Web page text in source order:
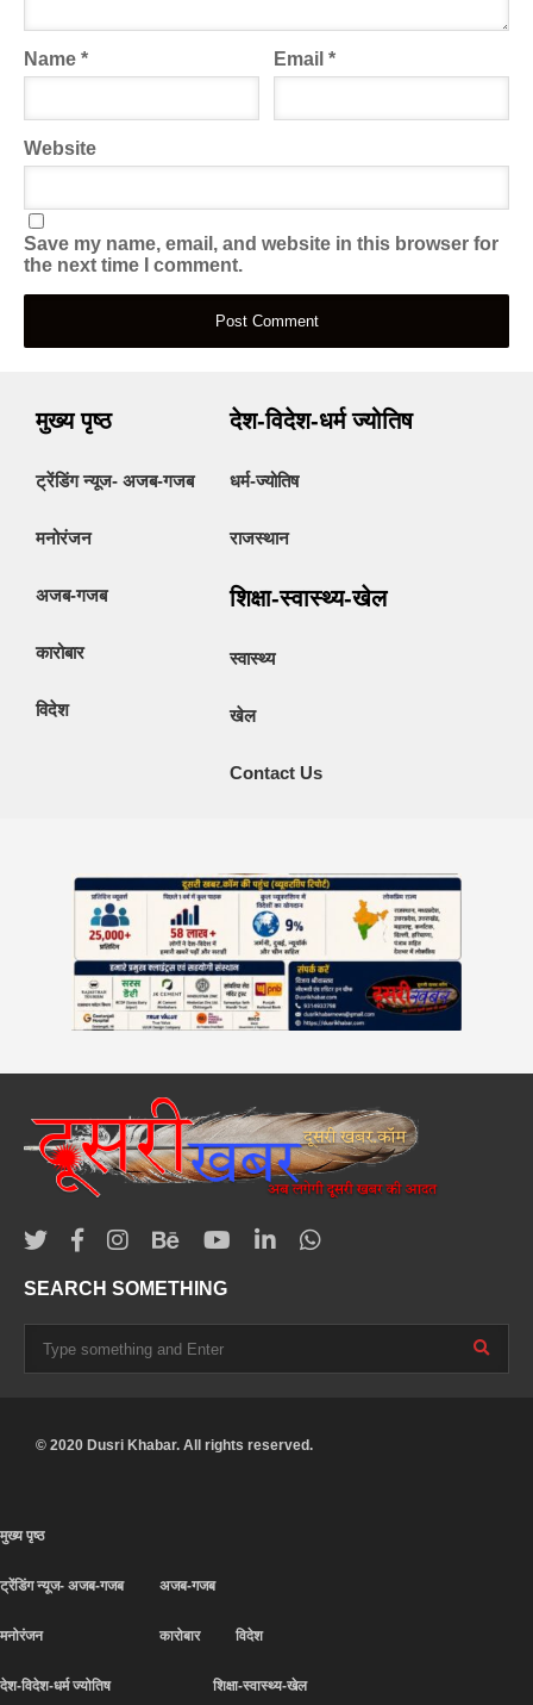
Name * Email*
Website
Save my name, email, and website in this browser for
the next time I comment.
मुख्य पृष्ठ
ट्रेंडिंग न्यूज- अजब-गजब
मनोरंजन
अजब-गजब
कारोबार
विदेश
देश-विदेश-धर्म ज्योतिष
धर्म-ज्योतिष
राजस्थान
शिक्षा-स्वास्थ्य-खेल
स्वास्थ्य
खेल
Contact Us
SEARCH SOMETHING
© 2020 Dusri Khabar. All rights reserved.
मुख्य पृष्ठ
ट्रेंडिंग न्यूज- अजब-गजब
मनोरंजन
अजब-गजब
कारोबार विदेश
देश-विदेश-धर्म ज्योतिष शिक्षा-स्वास्थ्य-खेल